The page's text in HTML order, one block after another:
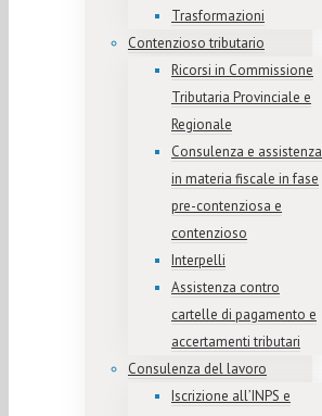
Trasformazioni
Contenzioso tributario
Ricorsi in Commissione
Tributaria Provinciale e
Regionale
Consulenza e assistenza
in materia fiscale in fase
pre-contenziosa e
contenzioso
Interpelli
Assistenza contro
cartelle di pagamento e
accertamenti tributari
Consulenza del lavoro
Iscrizione all’INPS e